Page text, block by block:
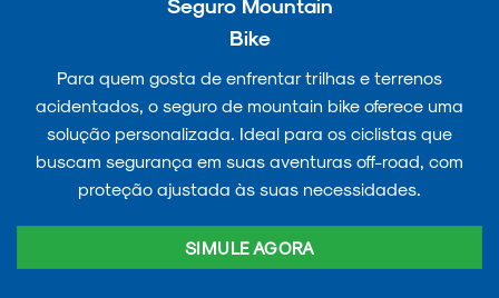
Bike
Para quem gosta de enfrentar trilhas e terrenos
acidentados, o seguro de mountain bike oferece uma
solução personalizada. Ideal para os ciclistas que
buscam segurança em suas aventuras off-road, com
proteção ajustada às suas necessidades.
SIMULE AGORA